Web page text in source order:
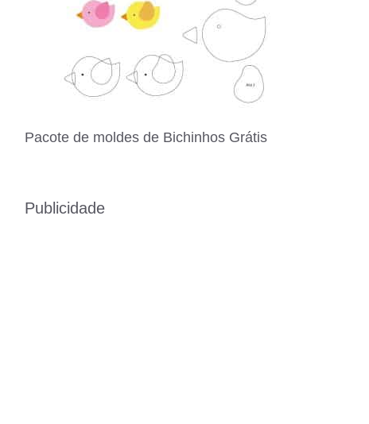
Pacote de moldes de Bichinhos Grátis
Publicidade